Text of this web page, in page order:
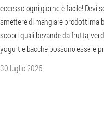
eccesso ogni giorno è facile! Devi
smettere di mangiare prodotti ma
scopri quali bevande da frutta,
yogurt e bacche possono essere
30 luglio 2025